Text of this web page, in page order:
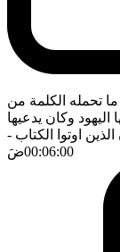
تحمله الكلمة من
اليهود وكان يدعيها
اوتوا الكتاب -
00:06:00ضَ